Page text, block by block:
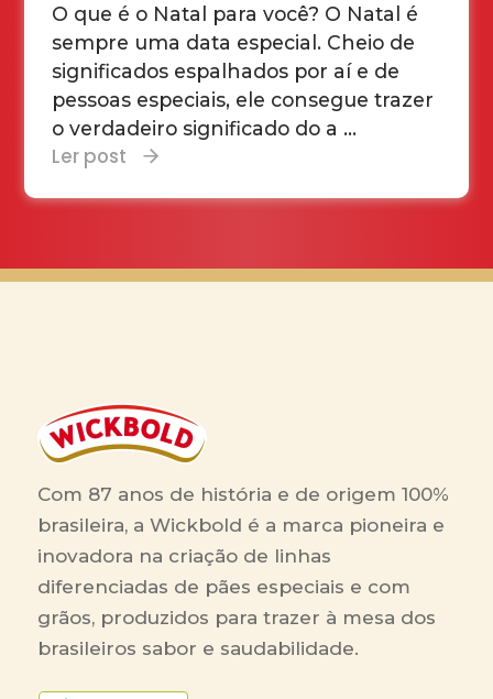
O que é o Natal para você? O Natal é
sempre uma data especial. Cheio de
significados espalhados por aí e de
pessoas especiais, ele consegue trazer
o verdadeiro significado do a ...
Ler post
Com 87 anos de história e de origem 100%
brasileira, a Wickbold é a marca pioneira e
inovadora na criação de linhas
diferenciadas de pães especiais e com
grãos, produzidos para trazer à mesa dos
brasileiros sabor e saudabilidade.